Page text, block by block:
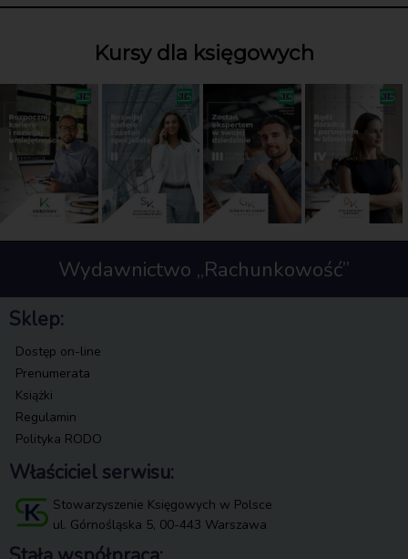
Kursy dla księgowych
Wydawnictwo „Rachunkowość”
Sklep:
Dostęp on-line
Prenumerata
Książki
Regulamin
Polityka RODO
Właściciel serwisu:
Stowarzyszenie Księgowych w Polsce
ul. Górnośląska 5, 00-443 Warszawa